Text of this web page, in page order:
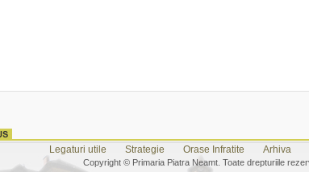
Legaturi utile Strategie Orase Infratite Arhiva
Copyright © Primaria Piatra Neamt. Toate drepturiile